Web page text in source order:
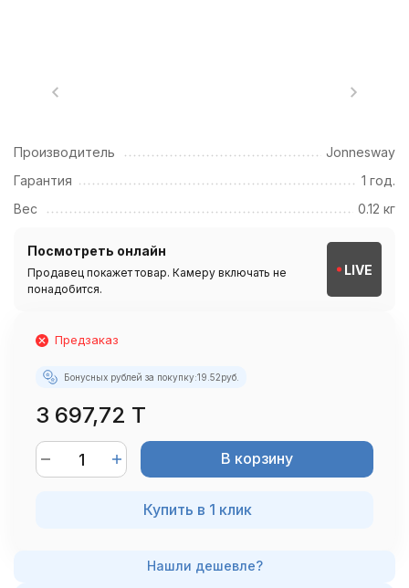
Производитель
Jonnesway
Гарантия
1 год.
Вес
0.12 кг
Посмотреть онлайн
Продавец покажет товар. Камеру включать не
понадобится.
LIVE
Предзаказ
Бонусных рублей за покупку:19.52руб.
3 697,72 T
В корзину
Купить в 1 клик